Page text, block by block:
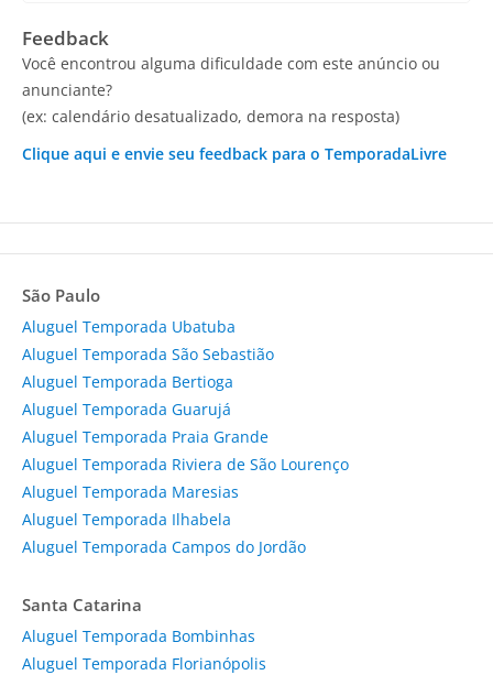
Feedback
Você encontrou alguma dificuldade com este anúncio ou
anunciante?
(ex: calendário desatualizado, demora na resposta)
Clique aqui e envie seu feedback para o TemporadaLivre
São Paulo
Aluguel Temporada Ubatuba
Aluguel Temporada São Sebastião
Aluguel Temporada Bertioga
Aluguel Temporada Guarujá
Aluguel Temporada Praia Grande
Aluguel Temporada Riviera de São Lourenço
Aluguel Temporada Maresias
Aluguel Temporada Ilhabela
Aluguel Temporada Campos do Jordão
Santa Catarina
Aluguel Temporada Bombinhas
Aluguel Temporada Florianópolis